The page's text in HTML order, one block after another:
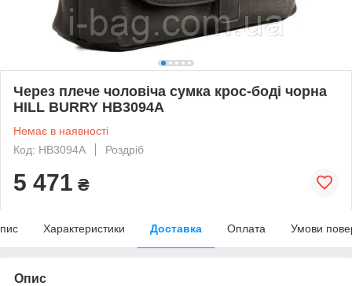
Через плече чоловіча сумка крос-боді чорна
HILL BURRY HB3094A
Немає в наявності
Код: HB3094A
Роздріб
5 471 ₴
Характеристики Доставка Оплата Умови
Опис